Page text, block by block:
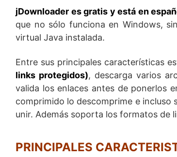
jDownloader es gratis y está en
que no sólo funciona en Windows,
virtual Java instalada.
Entre sus principales características
links protegidos), descarga varios
valida los enlaces antes de ponerlos
comprimido lo descomprime e incluso
unir. Además soporta los formatos de
PRINCIPALES